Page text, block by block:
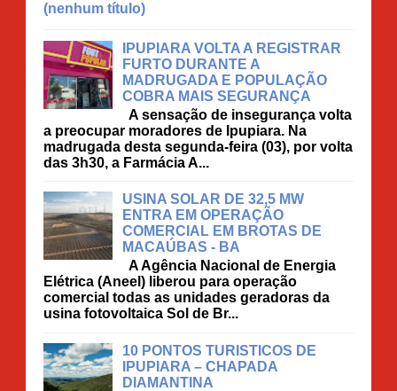
(nenhum título)
IPUPIARA VOLTA A REGISTRAR
FURTO DURANTE A
MADRUGADA E POPULAÇÃO
COBRA MAIS SEGURANÇA
A sensação de insegurança volta
a preocupar moradores de Ipupiara. Na
madrugada desta segunda-feira (03), por volta
das 3h30, a Farmácia A...
USINA SOLAR DE 32,5 MW
ENTRA EM OPERAÇÃO
COMERCIAL EM BROTAS DE
MACAÚBAS - BA
A Agência Nacional de Energia
Elétrica (Aneel) liberou para operação
comercial todas as unidades geradoras da
usina fotovoltaica Sol de Br...
10 PONTOS TURISTICOS DE
IPUPIARA – CHAPADA
DIAMANTINA